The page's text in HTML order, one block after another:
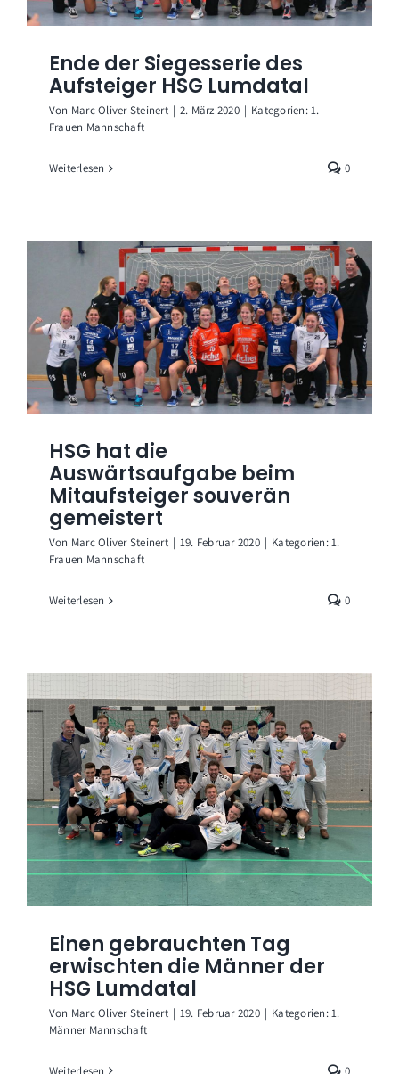
Ende der Siegesserie des
Aufsteiger HSG Lumdatal
Von Marc Oliver Steinert | 2. März 2020 | Kategorien:1.
Frauen Mannschaft
Weiterlesen 0
HSG hat die
Auswärtsaufgabe beim
Mitaufsteiger souverän
gemeistert
Von Marc Oliver Steinert | 19. Februar 2020 | Kategorien:1.
Frauen Mannschaft
Weiterlesen 0
Einen gebrauchten Tag
erwischten die Männer der
HSG Lumdatal
Von Marc Oliver Steinert | 19. Februar 2020 | Kategorien:1.
Männer Mannschaft
Weiterlesen 0